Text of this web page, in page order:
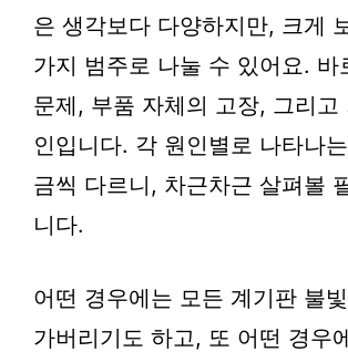
은 생각보다 다양하지만, 크게
가지 범주로 나눌 수 있어요. 바
문제, 부품 자체의 고장, 그리고
인입니다. 각 원인별로 나타나
금씩 다르니, 차근차근 살펴볼
니다.
어떤 경우에는 모든 계기판 불
가버리기도 하고, 또 어떤 경우